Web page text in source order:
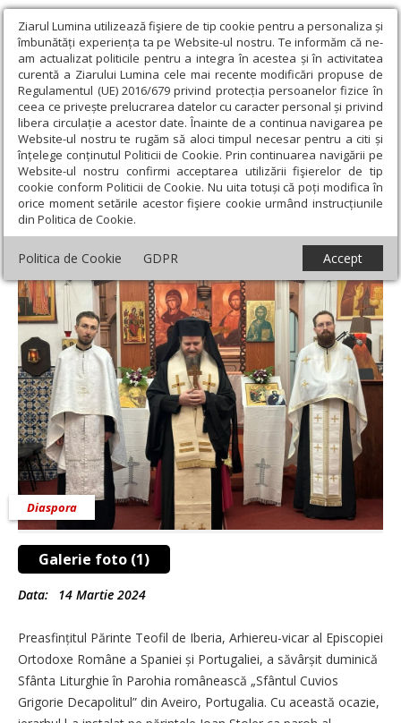
Ziarul Lumina utilizează fişiere de tip cookie pentru a personaliza și
îmbunătăți experiența ta pe Website-ul nostru. Te informăm că ne-
am actualizat politicile pentru a integra în acestea și în activitatea
curentă a Ziarului Lumina cele mai recente modificări propuse de
Regulamentul (UE) 2016/679 privind protecția persoanelor fizice în
ceea ce privește prelucrarea datelor cu caracter personal și privind
libera circulație a acestor date. Înainte de a continua navigarea pe
Website-ul nostru te rugăm să aloci timpul necesar pentru a citi și
înțelege conținutul Politicii de Cookie. Prin continuarea navigării pe
Website-ul nostru confirmi acceptarea utilizării fişierelor de tip
cookie conform Politicii de Cookie. Nu uita totuși că poți modifica în
orice moment setările acestor fişiere cookie urmând instrucțiunile
din Politica de Cookie.
Politica de Cookie GDPR Accept
Ziarul Lumina › Actualitate religioasă › Diaspora › Instalare de
preot într-o parohie românească din Portugalia
Instalare de preot într-o parohie
românească din Portugalia
Galerie foto (1)
Diaspora
Data: 14 Martie 2024
Preasfințitul Părinte Teofil de Iberia, Arhiereu-vicar al Episcopiei
Ortodoxe Române a Spaniei și Portugaliei, a săvârșit duminică
Sfânta Liturghie în Parohia românească „Sfântul Cuvios
Grigorie Decapolitul” din Aveiro, Portugalia. Cu această ocazie,